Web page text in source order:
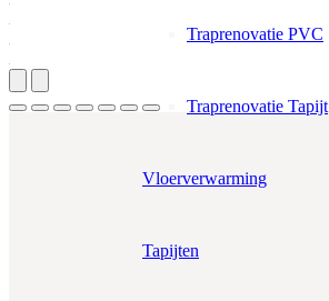
Traprenovatie PVC
Traprenovatie Tapijt
Vloerverwarming
Tapijten
Aantal pakken (1.67 m²)